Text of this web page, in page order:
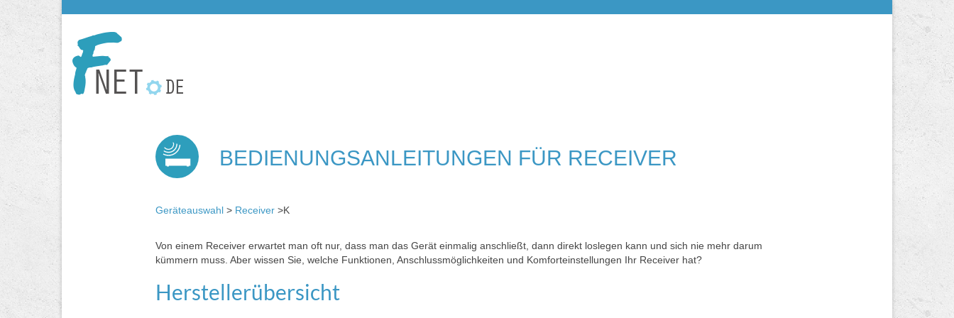
BEDIENUNGSANLEITUNGEN FÜR RECEIVER
Geräteauswahl > Receiver >K
Von einem Receiver erwartet man oft nur, dass man das Gerät einmalig anschließt, dann direkt loslegen kann und sich nie mehr darum
kümmern muss. Aber wissen Sie, welche Funktionen, Anschlussmöglichkeiten und Komforteinstellungen Ihr Receiver hat?
Herstellerübersicht